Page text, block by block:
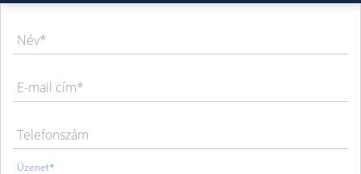
Név*
E-mail cím*
Telefonszám
Üzenet*